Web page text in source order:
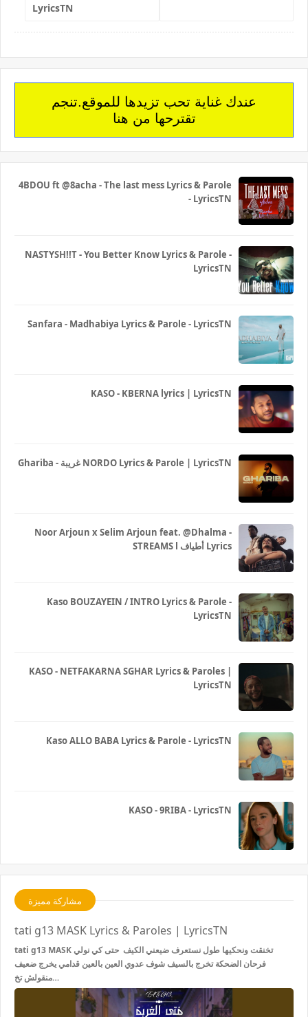
LyricsTN
عندك غناية تحب تزيدها للموقع.تنجم
تقترحها من هنا
4BDOU ft ‪@8acha‬ - The last mess Lyrics & Parole
- LyricsTN
NASTYSH!!T - You Better Know Lyrics & Parole -
LyricsTN
Sanfara - Madhabiya Lyrics & Parole - LyricsTN
KASO - KBERNA lyrics | LyricsTN
Ghariba - غريبة NORDO Lyrics & Parole | LyricsTN
Noor Arjoun x Selim Arjoun feat. @Dhalma -
STREAMS l أطياف Lyrics
Kaso BOUZAYEIN / INTRO Lyrics & Parole -
LyricsTN
KASO - NETFAKARNA SGHAR Lyrics & Paroles |
LyricsTN
Kaso ALLO BABA Lyrics & Parole - LyricsTN
KASO - 9RIBA - LyricsTN
مشاركة مميزة
tati g13 MASK Lyrics & Paroles | LyricsTN
tati g13 MASK تخنقت ونحكيها طول نستعرف ضيعني الكيف حتى كي نولي
فرحان الضحكة تخرج بالسيف شوف عدوي العين بالعين قدامي يخرج ضعيف
منقولش تخ…